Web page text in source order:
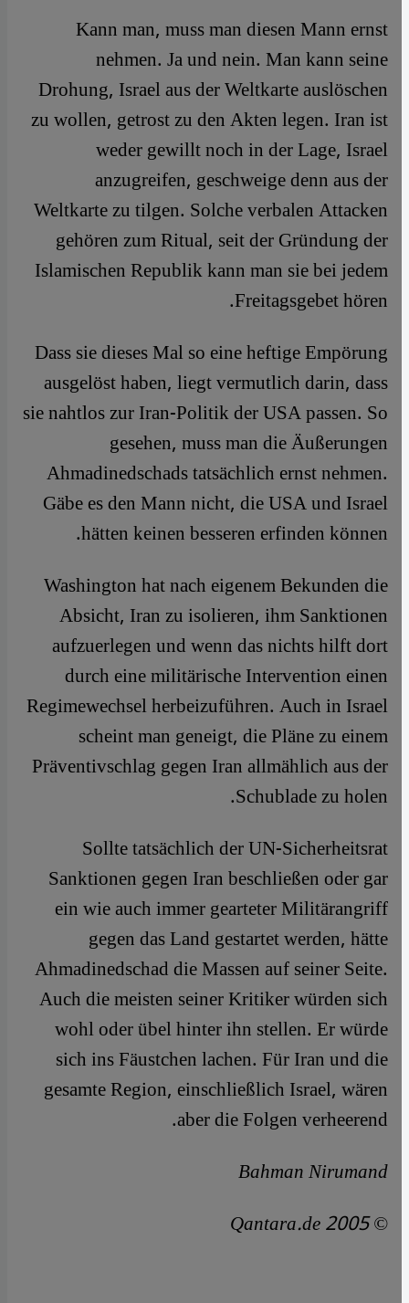
Kann man, muss man diesen Mann ernst
nehmen. Ja und nein. Man kann seine
Drohung, Israel aus der Weltkarte auslöschen
zu wollen, getrost zu den Akten legen. Iran ist
weder gewillt noch in der Lage, Israel
anzugreifen, geschweige denn aus der
Weltkarte zu tilgen. Solche verbalen Attacken
gehören zum Ritual, seit der Gründung der
Islamischen Republik kann man sie bei jedem
Freitagsgebet hören.
Dass sie dieses Mal so eine heftige Empörung
ausgelöst haben, liegt vermutlich darin, dass
sie nahtlos zur Iran-Politik der USA passen. So
gesehen, muss man die Äußerungen
Ahmadinedschads tatsächlich ernst nehmen.
Gäbe es den Mann nicht, die USA und Israel
hätten keinen besseren erfinden können.
Washington hat nach eigenem Bekunden die
Absicht, Iran zu isolieren, ihm Sanktionen
aufzuerlegen und wenn das nichts hilft dort
durch eine militärische Intervention einen
Regimewechsel herbeizuführen. Auch in Israel
scheint man geneigt, die Pläne zu einem
Präventivschlag gegen Iran allmählich aus der
Schublade zu holen.
Sollte tatsächlich der UN-Sicherheitsrat
Sanktionen gegen Iran beschließen oder gar
ein wie auch immer gearteter Militärangriff
gegen das Land gestartet werden, hätte
Ahmadinedschad die Massen auf seiner Seite.
Auch die meisten seiner Kritiker würden sich
wohl oder übel hinter ihn stellen. Er würde
sich ins Fäustchen lachen. Für Iran und die
gesamte Region, einschließlich Israel, wären
aber die Folgen verheerend.
Bahman Nirumand
© Qantara.de 2005